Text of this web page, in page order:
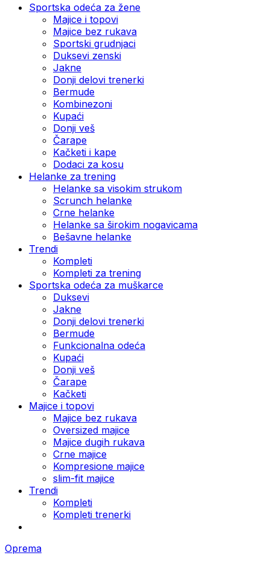
Sportska odeća za žene
Majice i topovi
Majice bez rukava
Sportski grudnjaci
Duksevi zenski
Jakne
Donji delovi trenerki
Bermude
Kombinezoni
Kupaći
Donji veš
Čarape
Kačketi i kape
Dodaci za kosu
Helanke za trening
Helanke sa visokim strukom
Scrunch helanke
Crne helanke
Helanke sa širokim nogavicama
Bešavne helanke
Trendi
Kompleti
Kompleti za trening
Sportska odeća za muškarce
Duksevi
Jakne
Donji delovi trenerki
Bermude
Funkcionalna odeća
Kupaći
Donji veš
Čarape
Kačketi
Majice i topovi
Majice bez rukava
Oversized majice
Majice dugih rukava
Crne majice
Kompresione majice
slim-fit majice
Trendi
Kompleti
Kompleti trenerki
Oprema